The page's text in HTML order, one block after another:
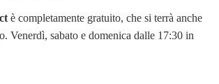
è completamente gratuito, che si terrà anche
Venerdì, sabato e domenica dalle 17:30 in